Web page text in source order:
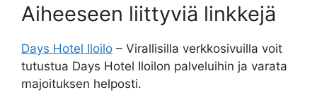
Aiheeseen liittyviä linkkejä
Days Hotel Iloilo – Virallisilla verkkosivuilla voit
tutustua Days Hotel Iloilon palveluihin ja varata
majoituksen helposti.